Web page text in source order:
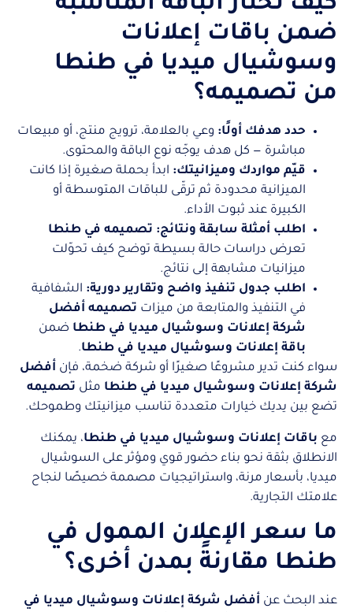
ضمن باقات إعلانات
وسوشيال ميديا في طنطا
من تصميمه؟
حدد هدفك أولًا: وعي بالعلامة، ترويج منتج، أو مبيعات
مباشرة — كل هدف يوجّه نوع الباقة والمحتوى.
قيّم مواردك وميزانيتك: ابدأ بحملة صغيرة إذا كانت
الميزانية محدودة ثم ترقّى للباقات المتوسطة أو
الكبيرة عند ثبوت الأداء.
اطلب أمثلة سابقة ونتائج: تصميمه في طنطا
تعرض دراسات حالة بسيطة توضح كيف تحوّلت
ميزانيات مشابهة إلى نتائج.
اطلب جدول تنفيذ واضح وتقارير دورية: الشفافية
في التنفيذ والمتابعة من ميزات تصميمه أفضل
شركة إعلانات وسوشيال ميديا في طنطا ضمن
باقة إعلانات وسوشيال ميديا في طنطا.
سواء كنت تدير مشروعًا صغيرًا أو شركة ضخمة، فإن أفضل
شركة إعلانات وسوشيال ميديا في طنطا مثل تصميمه
تضع بين يديك خيارات متعددة تناسب ميزانيتك وطموحك.
مع باقات إعلانات وسوشيال ميديا في طنطا، يمكنك
الانطلاق بثقة نحو بناء حضور قوي ومؤثر على السوشيال
ميديا، بأسعار مرنة، واستراتيجيات مصممة خصيصًا لنجاح
علامتك التجارية.
ما سعر الإعلان الممول في
طنطا مقارنةً بمدن أخرى؟
عند البحث عن أفضل شركة إعلانات وسوشيال ميديا في